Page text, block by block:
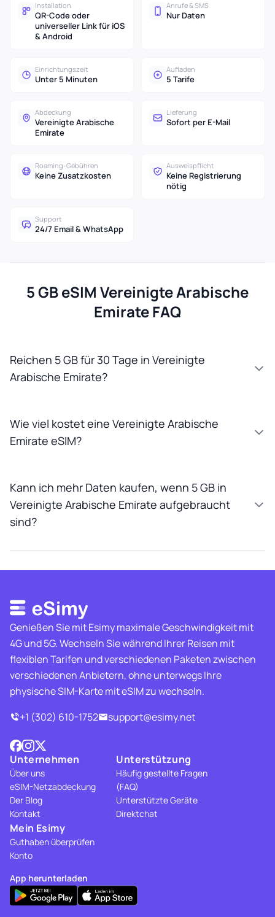
Installation
QR-Code oder
universeller Link für iOS
& Android
Anrufe & SMS
Nur Daten
Einrichtungszeit
Unter 5 Minuten
Aufladen
5 Tarife
Abdeckung
Vereinigte Arabische
Emirate
Lieferung
Sofort per E-Mail
Roaming-Gebühren
Keine Zusatzkosten
Ausweispflicht
Keine Registrierung
nötig
Support
24/7 Email & WhatsApp
5 GB eSIM Vereinigte Arabische
Emirate FAQ
Reichen 5 GB für 30 Tage in Vereinigte
Arabische Emirate?
Wie viel kostet eine Vereinigte Arabische
Emirate eSIM?
Kann ich mehr Daten kaufen, wenn 5 GB in
Vereinigte Arabische Emirate aufgebraucht
sind?
Genießen Sie mit Esimy maximale Geschwindigkeit mit
4G und 5G. Wechseln Sie während Ihrer Reisen mit
flexiblen Tarifen und verschiedenen Paketen zwischen
verschiedenen Anbietern, ohne unterwegs Ihre
physische SIM-Karte mit eSIM zu wechseln.
+1 (302) 610-1752
support@esimy.net
Unternehmen
Über uns
eSIM-Netzabdeckung
Der Blog
Kontakt
Unterstützung
Häufig gestellte Fragen
(FAQ)
Unterstützte Geräte
Direktchat
Mein Esimy
Guthaben überprüfen
Konto
App herunterladen